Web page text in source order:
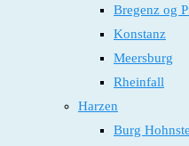
Bregenz og
Konstanz
Meersburg
Rheinfall
Harzen
Burg